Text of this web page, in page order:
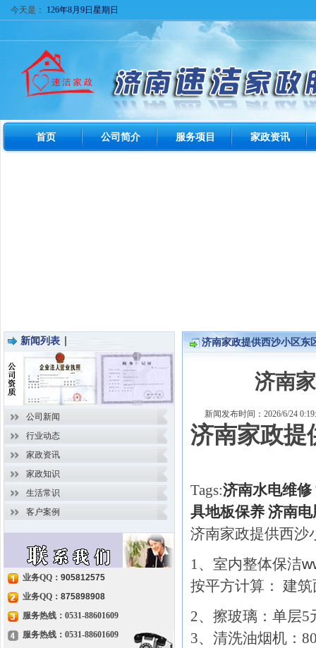
今天是： 126年8月9日星期日
首页 公司简介 服务项目 家政资讯
新闻列表
公司新闻
行业动态
家政资讯
家政知识
生活常识
客户案例
业务QQ： 905812575
业务QQ： 875898908
服务热线：0531-88601609
服务热线：0531-88601609
济南家政提供西沙小区东
济南
新闻发布时间：2026/6/24
济南家政提
Tags:济南水电维修
具地板保养 济南
济南家政提供西沙
1、室内整体保洁
按平方计算： 建
2、擦玻璃：单层
3、清洗油烟机：